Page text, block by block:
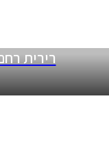
רירית